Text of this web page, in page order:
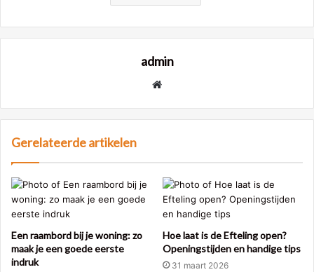
admin
Website
Gerelateerde artikelen
Een raambord bij je woning: zo
maak je een goede eerste
indruk
Hoe laat is de Efteling open?
Openingstijden en handige tips
31 maart 2026